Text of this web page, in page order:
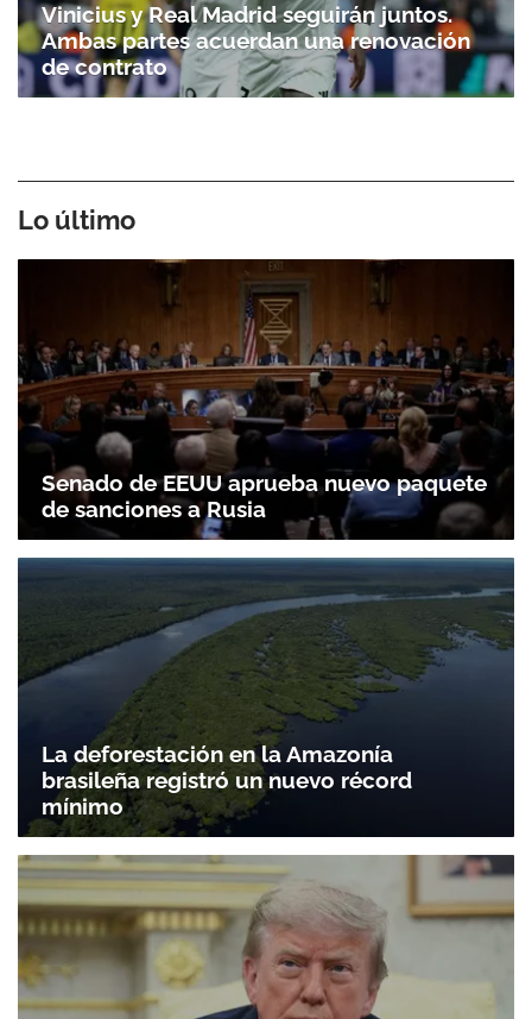
Vinicius y Real Madrid seguirán juntos.
Ambas partes acuerdan una renovación
de contrato
Lo último
Senado de EEUU aprueba nuevo paquete
de sanciones a Rusia
La deforestación en la Amazonía
brasileña registró un nuevo récord
mínimo